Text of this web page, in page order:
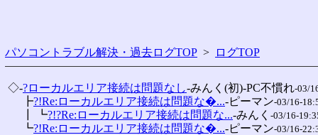
パソコントラブル解決・過去ログTOP > ログTOP
◇-?ローカルエリア接続は問題なし-みんく(初)-PC不慣れ-03/
┣?!Re:ローカルエリア接続は問題な�...-ピーマン-03/16-
┃ ┗?!?Re:ローカルエリア接続は問題な...-みんく -03/16-
┗?!Re:ローカルエリア接続は問題な�...-ピーマン-03/16-